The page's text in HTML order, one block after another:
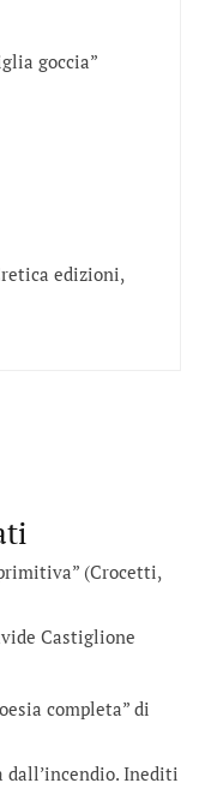
goccia”
edizioni,
(Crocetti,
Castiglione
completa” di
dall’incendio. Inediti